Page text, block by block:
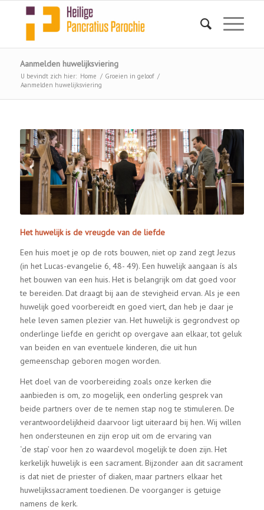
Aanmelden huwelijksviering
U bevindt zich hier: Home / Groeien in geloof /
Aanmelden huwelijksviering
Het huwelijk is de vreugde van de liefde
Een huis moet je op de rots bouwen, niet op zand zegt Jezus
(in het Lucas-evangelie 6, 48- 49). Een huwelijk aangaan ís als
het bouwen van een huis. Het is belangrijk om dat goed voor
te bereiden. Dat draagt bij aan de stevigheid ervan. Als je een
huwelijk goed voorbereidt en goed viert, dan heb je daar je
hele leven samen plezier van. Het huwelijk is gegrondvest op
onderlinge liefde en gericht op overgave aan elkaar, tot geluk
van beiden en van eventuele kinderen, die uit hun
gemeenschap geboren mogen worden.
Het doel van de voorbereiding zoals onze kerken die
aanbieden is om, zo mogelijk, een onderling gesprek van
beide partners over de te nemen stap nog te stimuleren. De
verantwoordelijkheid daarvoor ligt uiteraard bij hen. Wij willen
hen ondersteunen en zijn erop uit om de ervaring van
‘de stap’ voor hen zo waardevol mogelijk te doen zijn. Het
kerkelijk huwelijk is een sacrament. Bijzonder aan dit sacrament
is dat niet de priester of diaken, maar partners elkaar het
huwelijkssacrament toedienen. De voorganger is getuige
namens de kerk.